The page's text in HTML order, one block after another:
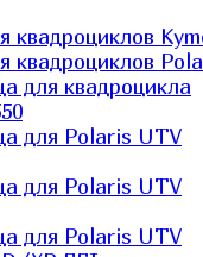
квадроциклов
квадроциклов
для квадроцикла
для Polaris UTV
для Polaris UTV
для Polaris UTV